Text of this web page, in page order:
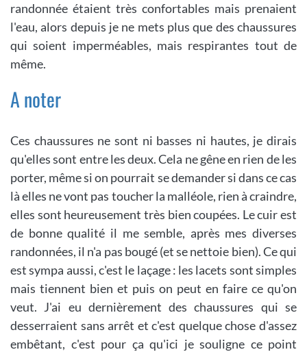
randonnée étaient très confortables mais prenaient
l'eau, alors depuis je ne mets plus que des chaussures
qui soient imperméables, mais respirantes tout de
même.
A noter
Ces chaussures ne sont ni basses ni hautes, je dirais
qu'elles sont entre les deux. Cela ne gêne en rien de les
porter, même si on pourrait se demander si dans ce cas
là elles ne vont pas toucher la malléole, rien à craindre,
elles sont heureusement très bien coupées. Le cuir est
de bonne qualité il me semble, après mes diverses
randonnées, il n'a pas bougé (et se nettoie bien). Ce qui
est sympa aussi, c'est le laçage : les lacets sont simples
mais tiennent bien et puis on peut en faire ce qu'on
veut. J'ai eu dernièrement des chaussures qui se
desserraient sans arrêt et c'est quelque chose d'assez
embêtant, c'est pour ça qu'ici je souligne ce point